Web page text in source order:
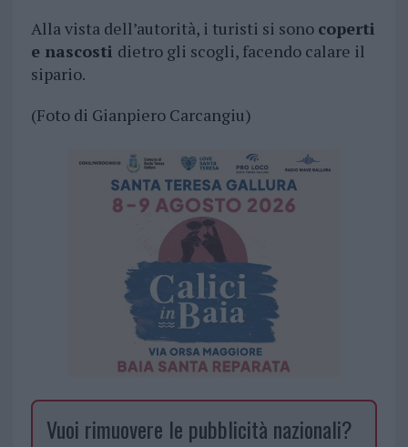
Alla vista dell’autorità, i turisti si sono coperti
e nascosti dietro gli scogli, facendo calare il
sipario.
(Foto di Gianpiero Carcangiu)
Vuoi rimuovere le pubblicità nazionali?